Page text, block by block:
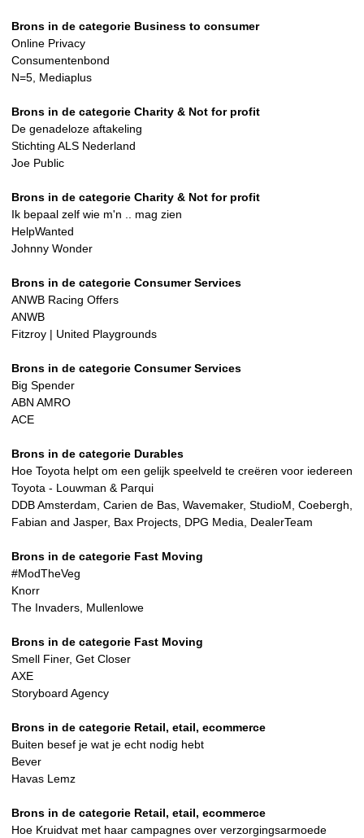
Brons in de categorie Business to consumer
Online Privacy
Consumentenbond
N=5, Mediaplus
Brons in de categorie Charity & Not for profit
De genadeloze aftakeling
Stichting ALS Nederland
Joe Public
Brons in de categorie Charity & Not for profit
Ik bepaal zelf wie m'n .. mag zien
HelpWanted
Johnny Wonder
Brons in de categorie Consumer Services
ANWB Racing Offers
ANWB
Fitzroy | United Playgrounds
Brons in de categorie Consumer Services
Big Spender
ABN AMRO
ACE
Brons in de categorie Durables
Hoe Toyota helpt om een gelijk speelveld te creëren voor iedereen
Toyota - Louwman & Parqui
DDB Amsterdam, Carien de Bas, Wavemaker, StudioM, Coebergh,
Fabian and Jasper, Bax Projects, DPG Media, DealerTeam
Brons in de categorie Fast Moving
#ModTheVeg
Knorr
The Invaders, Mullenlowe
Brons in de categorie Fast Moving
Smell Finer, Get Closer
AXE
Storyboard Agency
Brons in de categorie Retail, etail, ecommerce
Buiten besef je wat je echt nodig hebt
Bever
Havas Lemz
Brons in de categorie Retail, etail, ecommerce
Hoe Kruidvat met haar campagnes over verzorgingsarmoede